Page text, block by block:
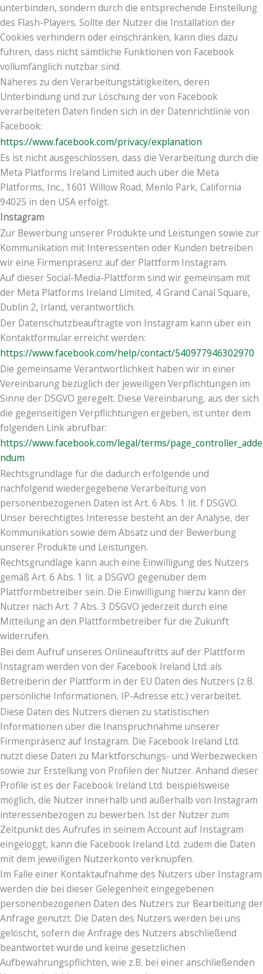
unterbinden, sondern durch die entsprechende Einstellung
des Flash-Players. Sollte der Nutzer die Installation der
Cookies verhindern oder einschränken, kann dies dazu
führen, dass nicht sämtliche Funktionen von Facebook
vollumfänglich nutzbar sind.
Näheres zu den Verarbeitungstätigkeiten, deren
Unterbindung und zur Löschung der von Facebook
verarbeiteten Daten finden sich in der Datenrichtlinie von
Facebook:
https://www.facebook.com/privacy/explanation
Es ist nicht ausgeschlossen, dass die Verarbeitung durch die
Meta Platforms Ireland Limited auch über die Meta
Platforms, Inc., 1601 Willow Road, Menlo Park, California
94025 in den USA erfolgt.
Instagram
Zur Bewerbung unserer Produkte und Leistungen sowie zur
Kommunikation mit Interessenten oder Kunden betreiben
wir eine Firmenpräsenz auf der Plattform Instagram.
Auf dieser Social-Media-Plattform sind wir gemeinsam mit
der Meta Platforms Ireland Limited, 4 Grand Canal Square,
Dublin 2, Irland, verantwortlich.
Der Datenschutzbeauftragte von Instagram kann über ein
Kontaktformular erreicht werden:
https://www.facebook.com/help/contact/540977946302970
Die gemeinsame Verantwortlichkeit haben wir in einer
Vereinbarung bezüglich der jeweiligen Verpflichtungen im
Sinne der DSGVO geregelt. Diese Vereinbarung, aus der sich
die gegenseitigen Verpflichtungen ergeben, ist unter dem
folgenden Link abrufbar:
https://www.facebook.com/legal/terms/page_controller_adde
ndum
Rechtsgrundlage für die dadurch erfolgende und
nachfolgend wiedergegebene Verarbeitung von
personenbezogenen Daten ist Art. 6 Abs. 1 lit. f DSGVO.
Unser berechtigtes Interesse besteht an der Analyse, der
Kommunikation sowie dem Absatz und der Bewerbung
unserer Produkte und Leistungen.
Rechtsgrundlage kann auch eine Einwilligung des Nutzers
gemäß Art. 6 Abs. 1 lit. a DSGVO gegenüber dem
Plattformbetreiber sein. Die Einwilligung hierzu kann der
Nutzer nach Art. 7 Abs. 3 DSGVO jederzeit durch eine
Mitteilung an den Plattformbetreiber für die Zukunft
widerrufen.
Bei dem Aufruf unseres Onlineauftritts auf der Plattform
Instagram werden von der Facebook Ireland Ltd. als
Betreiberin der Plattform in der EU Daten des Nutzers (z.B.
persönliche Informationen, IP-Adresse etc.) verarbeitet.
Diese Daten des Nutzers dienen zu statistischen
Informationen über die Inanspruchnahme unserer
Firmenpräsenz auf Instagram. Die Facebook Ireland Ltd.
nutzt diese Daten zu Marktforschungs- und Werbezwecken
sowie zur Erstellung von Profilen der Nutzer. Anhand dieser
Profile ist es der Facebook Ireland Ltd. beispielsweise
möglich, die Nutzer innerhalb und außerhalb von Instagram
interessenbezogen zu bewerben. Ist der Nutzer zum
Zeitpunkt des Aufrufes in seinem Account auf Instagram
eingeloggt, kann die Facebook Ireland Ltd. zudem die Daten
mit dem jeweiligen Nutzerkonto verknüpfen.
Im Falle einer Kontaktaufnahme des Nutzers über Instagram
werden die bei dieser Gelegenheit eingegebenen
personenbezogenen Daten des Nutzers zur Bearbeitung der
Anfrage genutzt. Die Daten des Nutzers werden bei uns
gelöscht, sofern die Anfrage des Nutzers abschließend
beantwortet wurde und keine gesetzlichen
Aufbewahrungspflichten, wie z.B. bei einer anschließenden